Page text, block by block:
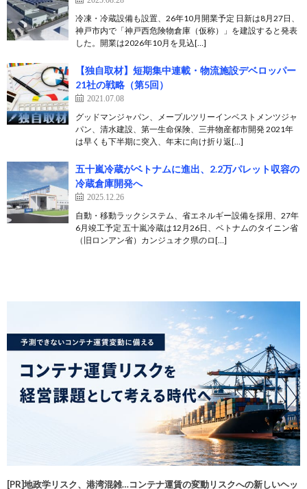
冷凍・冷蔵設備も設置、26年10月開業予定 日新は8月27日、
神戸市内で「神戸西危険物倉庫（仮称）」を建設すると発表
した。開業は2026年10月を見込[…]
【独自取材】短期集中連載・物流施設デベロッパー
21社の戦略（第5回）
2021.07.08
グッドマンジャパン、メープルツリーインベストメンツジャ
パン、清水建設、第一生命保険、三井物産都市開発 2021年
は早くも下半期に突入、年末に向け折り返[…]
五十嵐冷蔵がベトナムに進出、2.2万パレット収容の
冷蔵倉庫開発へ
2025.12.26
自動・移動ラックシステム、省エネルギー設備を採用、27年
6月竣工予定 五十嵐冷蔵は12月26日、ベトナムのタイニン省
（旧ロンアン省）カンジュオク県のロ[…]
[PR]地政学リスク、港湾混雑…コンテナ運賃の変動リスクへの新しいヘッ